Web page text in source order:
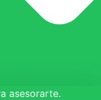
asesorarte.